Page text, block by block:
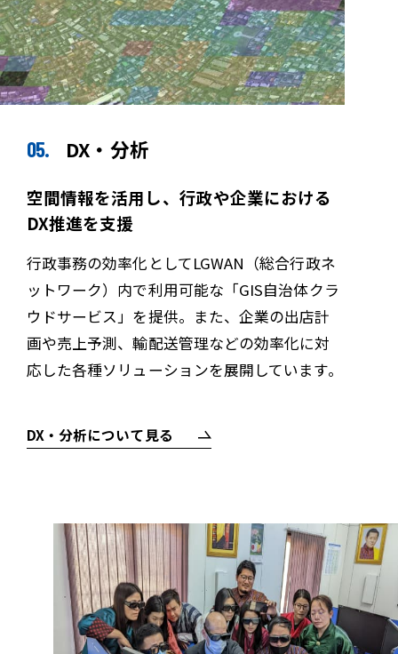
DX・分析
空間情報を活用し、行政や企業における
DX推進を支援
行政事務の効率化としてLGWAN（総合行政ネ
ットワーク）内で利用可能な「GIS自治体クラ
ウドサービス」を提供。また、企業の出店計
画や売上予測、輸配送管理などの効率化に対
応した各種ソリューションを展開しています。
DX・分析について見る